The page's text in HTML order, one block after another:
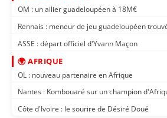
OM : un ailier guadeloupéen à 18M€
Rennais : meneur de jeu guadeloupéen
ASSE : départ officiel d'Yvann Maçon
🌍 AFRIQUE
OL : nouveau partenaire en Afrique
Nantes : Kombouaré sur un champion
Côte d'Ivoire : le sourire de Désiré Doué